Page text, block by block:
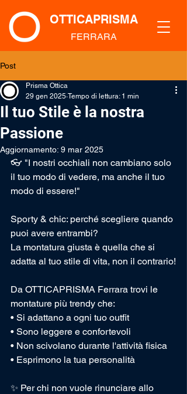
OTTICAPRISMA
FERRARA
Post
Il tuo Stile è la nostra
Passione
Prisma Ottica
29 gen 2025 Tempo di lettura: 1 min
Aggiornamento: 9 mar 2025
👓 "I nostri occhiali non cambiano solo
il tuo modo di vedere, ma anche il tuo
modo di essere!"
Sporty & chic: perché scegliere quando
puoi avere entrambi?
La montatura giusta è quella che si
adatta al tuo stile di vita, non il contrario!
Da OTTICAPRISMA Ferrara trovi le
montature più trendy che:
• Si adattano a ogni tuo outfit
• Sono leggere e confortevoli
• Non scivolano durante l'attività fisica
• Esprimono la tua personalità
✨ Per chi non vuole rinunciare allo